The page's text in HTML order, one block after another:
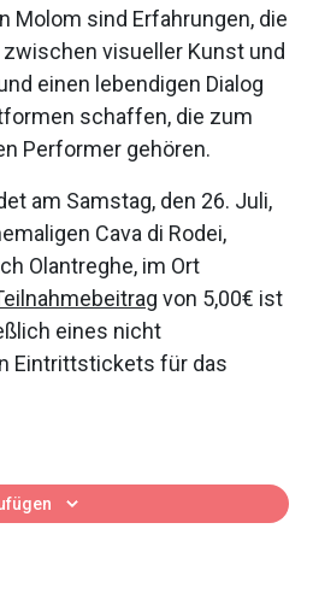
Molom sind Erfahrungen, die
visueller Kunst und
einen lebendigen Dialog
schaffen, die zum
Performer gehören.
am Samstag, den 26. Juli,
Cava di Rodei,
Olantreghe, im Ort
von 5,00€ ist
eines nicht
Eintrittstickets für das